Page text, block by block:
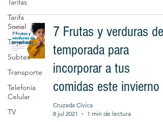
Tarifas
Tarifa
Social
Tarjetas
Subtes
Transporte
Telefonía
Celular
TV
7 Frutas y verduras de
temporada para
incorporar a tus
comidas este invierno
Cruzada Cívica
8 jul 2021
1 min de lectura